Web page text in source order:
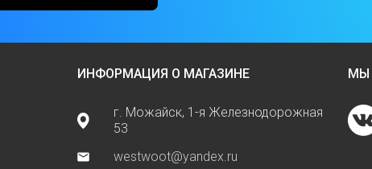
ИНФОРМАЦИЯ О МАГАЗИНЕ
г. Можайск, 1-я Железнодорожная
53
westwoot@yandex.ru
МЫ